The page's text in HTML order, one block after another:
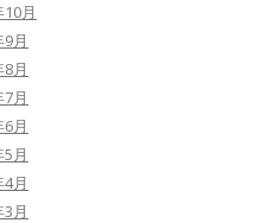
月
月
月
月
月
月
月
月